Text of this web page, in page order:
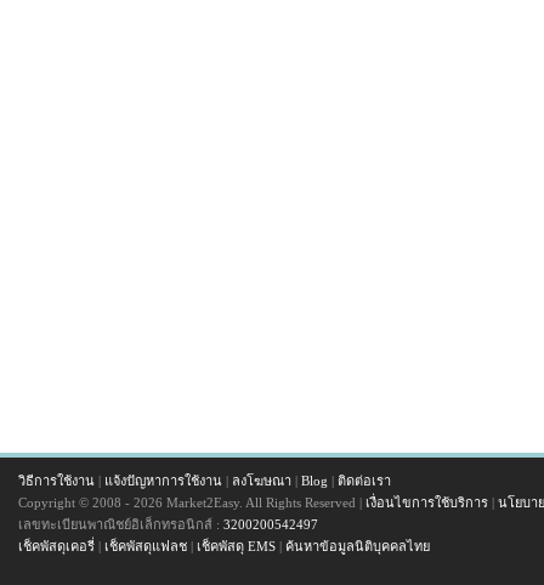
วิธีการใช้งาน | แจ้งปัญหาการใช้งาน | ลงโฆษณา | Blog | ติดต่อเรา
Copyright © 2008 - 2026 Market2Easy. All Rights Reserved | เงื่อนไขการใช้บริการ | นโยบา
เลขทะเบียนพาณิชย์อิเล็กทรอนิกส์ : 3200200542497
เช็คพัสดุเคอรี่ | เช็คพัสดุแฟลช | เช็คพัสดุ EMS | ค้นหาข้อมูลนิติบุคคลไทย